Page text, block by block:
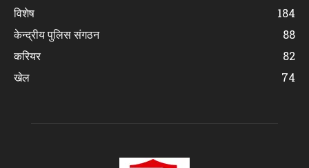
विशेष
184
केन्द्रीय पुलिस संगठन
88
करियर
82
खेल
74